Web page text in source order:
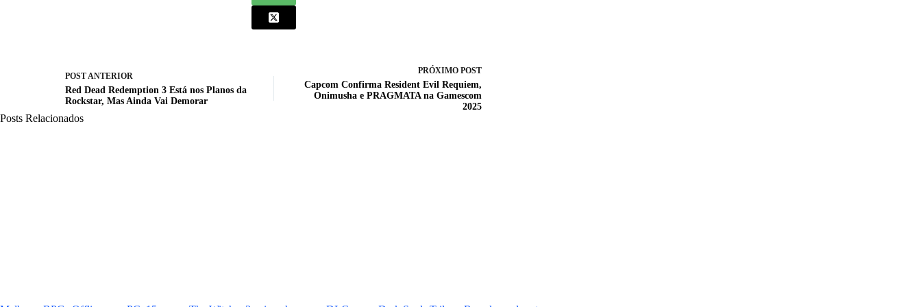
POSTANTERIOR
Red Dead Redemption 3 Está nos Planos da
Rockstar, Mas Ainda Vai Demorar
PRÓXIMOPOST
Capcom Confirma Resident Evil Requiem,
Onimusha e PRAGMATA na Gamescom
2025
Posts Relacionados